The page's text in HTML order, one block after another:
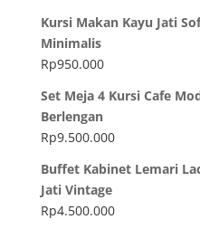
Kursi Makan Kayu Jati
Minimalis
Rp950.000
Set Meja 4 Kursi Cafe
Berlengan
Rp9.500.000
Buffet Kabinet Lemari
Jati Vintage
Rp4.500.000